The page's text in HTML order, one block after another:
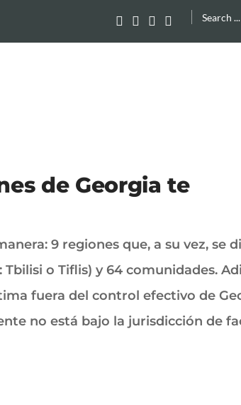
Search
for:
de Georgia te
9 regiones que, a su vez, se
o Tiflis) y 64 comunidades.
fuera del control efectivo de
no está bajo la jurisdicción de